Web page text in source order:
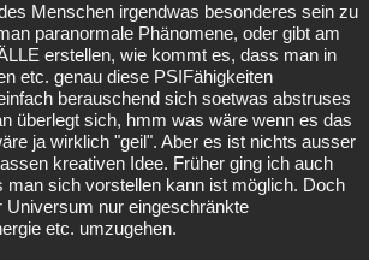
Menschen irgendwas besonderes sein zu
paranormale Phänomene, oder gibt am
erstellen, wie kommt es, dass man in
etc. genau diese PSIFähigkeiten
berauschend sich soetwas abstruses
überlegt sich, hmm was wäre wenn es das
ja wirklich "geil". Aber es ist nichts ausser
kreativen Idee. Früher ging ich auch
man sich vorstellen kann ist möglich. Doch
Universum nur eingeschränkte
etc. umzugehen.